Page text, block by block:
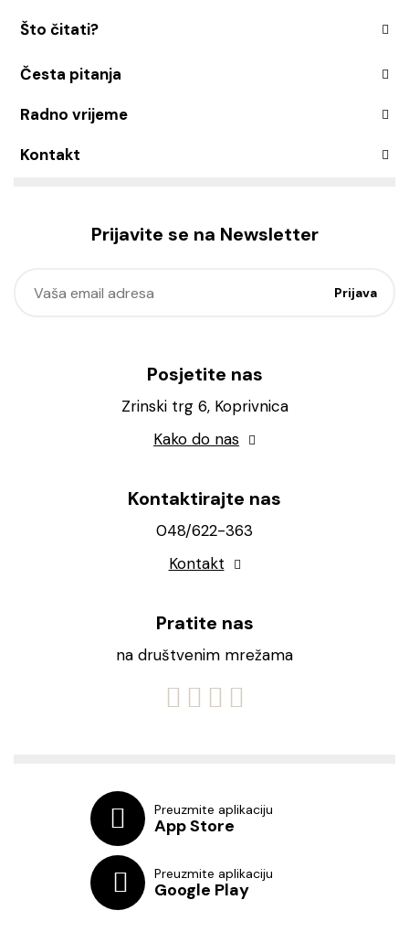
Što čitati?
Česta pitanja
Radno vrijeme
Kontakt
Prijavite se na Newsletter
Posjetite nas
Zrinski trg 6, Koprivnica
Kako do nas
Kontaktirajte nas
048/622-363
Kontakt
Pratite nas
na društvenim mrežama
Preuzmite aplikaciju
App Store
Preuzmite aplikaciju
Google Play